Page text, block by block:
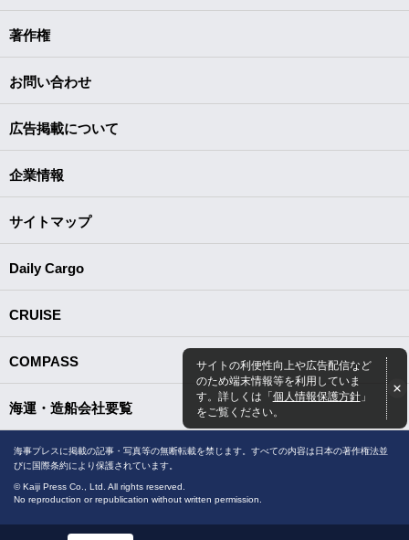
サイトの利便性向上や広告配信など
のため端末情報等を利用していま
す。詳しくは「個人情報保護方針」
をご覧ください。
著作権
お問い合わせ
広告掲載について
企業情報
サイトマップ
Daily Cargo
CRUISE
COMPASS
海運・造船会社要覧
海事プレスに掲載の記事・写真等の無断転載を禁じます。すべての内容は日本の著作権法並
びに国際条約により保護されています。
© Kaiji Press Co., Ltd. All rights reserved.
No reproduction or republication without written permission.